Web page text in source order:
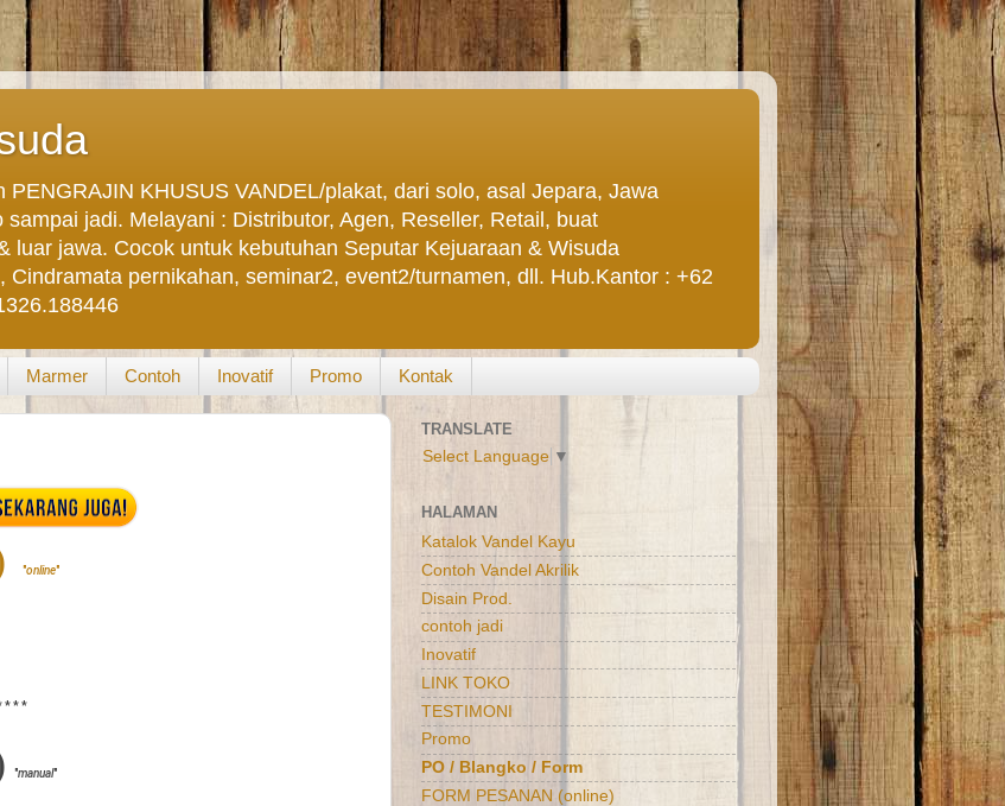
PENGRAJIN KHUSUS VANDEL/plakat, dari solo, asal Jepara, Jawa
jadi. Melayani : Distributor, Agen, Reseller, Retail, buat
luar jawa. Cocok untuk kebutuhan Seputar Kejuaraan & Wisuda
Cindramata pernikahan, seminar2, event2/turnamen, dll. Hub.Kantor : +62
Marmer Contoh Inovatif Promo Kontak
"online"
* * *
"manual"
TRANSLATE
Select Language ▼
HALAMAN
Katalok Vandel Kayu
Contoh Vandel Akrilik
Disain Prod.
contoh jadi
Inovatif
LINK TOKO
TESTIMONI
Promo
PO / Blangko / Form
FORM PESANAN (online)